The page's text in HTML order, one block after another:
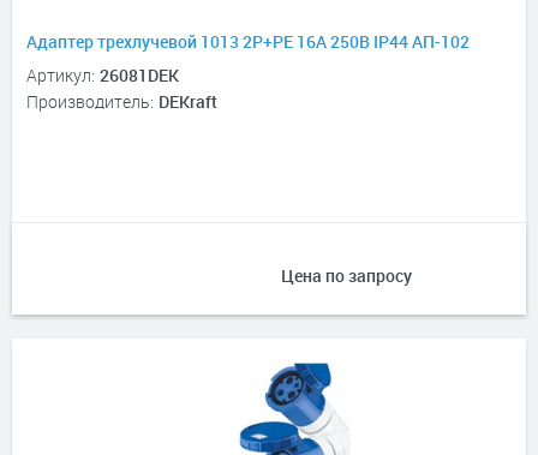
Адаптер трехлучевой 1013 2Р+РЕ 16А 250В IP44 АП-102
Артикул: 26081DEK
Производитель: DEKraft
Цена по запросу